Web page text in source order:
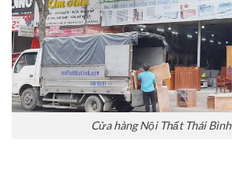
Cửa hàng Nội Thất Thái Bình